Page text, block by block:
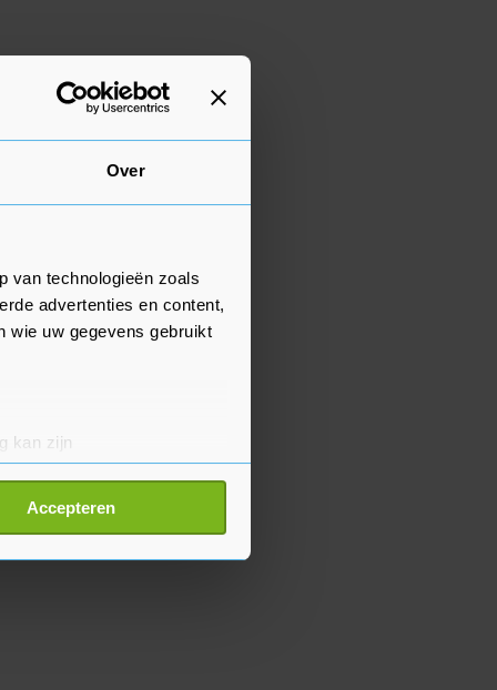
Over
van technologieën zoals
advertenties en content,
wie uw gegevens gebruikt
kan zijn
detailgedeelte
cookiepagina kun je
Accepteren